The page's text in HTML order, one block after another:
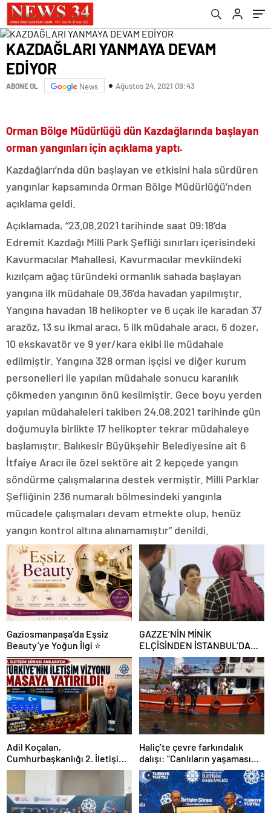
KAZDAĞLARI YANMAYA DEVAM
EDİYOR
ABONE OL News Ağustos 24, 2021 09:43
Orman Bölge Müdürlüğü dün Kazdağlarında başlayan
orman yangınları için açıklama yaptı.
Kazdağları’nda dün başlayan ve etkisini hala sürdüren
yangınlar kapsamında Orman Bölge Müdürlüğü’nden
açıklama geldi.
Açıklamada, “23.08.2021 tarihinde saat 09:18’da
Edremit Kazdağı Milli Park Şefliği sınırları içerisindeki
Kavurmacılar Mahallesi, Kavurmacılar mevkiindeki
kızılçam ağaç türündeki ormanlık sahada başlayan
yangına ilk müdahale 09.36’da havadan yapılmıştır.
Yangına havadan 18 helikopter ve 6 uçak ile karadan 37
arazöz, 13 su ikmal aracı, 5 ilk müdahale aracı, 6 dozer,
10 ekskavatör ve 9 yer/kara ekibi ile müdahale
edilmiştir. Yangına 328 orman işçisi ve diğer kurum
personelleri ile yapılan müdahale sonucu karanlık
çökmeden yangının önü kesilmiştir. Gece boyu yerden
yapılan müdahaleleri takiben 24.08.2021 tarihinde gün
doğumuyla birlikte 17 helikopter tekrar müdahaleye
başlamıştır. Balıkesir Büyükşehir Belediyesine ait 6
İtfaiye Aracı ile özel sektöre ait 2 kepçede yangın
söndürme çalışmalarına destek vermiştir. Milli Parklar
Şefliğinin 236 numaralı bölmesindeki yangınla
mücadele çalışmaları devam etmekte olup, henüz
yangın kontrol altına alınamamıştır” denildi.
Gaziosmanpaşa’da Eşsiz
Beauty’ye Yoğun İlgi ⭐
GAZZE’NİN MİNİK
ELÇİSİNDEN İSTANBUL’DA
DUYGUSAL MESAJ: “BURASI
BENİM İKİNCİ EVİM”
Adil Koçalan,
Cumhurbaşkanlığı 2. İletişim
Şûrası’na Katıldı
Haliç’te çevre farkındalık
dalışı: “Canlıların yaşaması
asla mümkün değil”